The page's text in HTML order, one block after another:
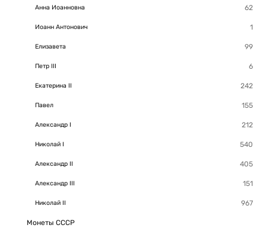
Анна Иоанновна
Иоанн Антонович
Елизавета
Петр III
Екатерина II
Павел
Александр I
Николай I
Александр II
Александр III
Николай II
Монеты СССР